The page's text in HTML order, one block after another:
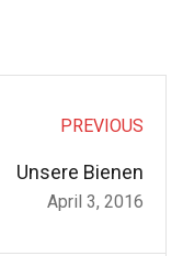
PREVIOUS
Unsere Bienen
April 3, 2016